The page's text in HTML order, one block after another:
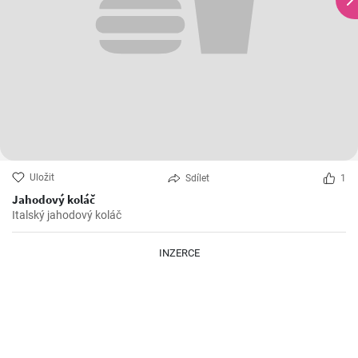
Uložit Sdílet 1
Jahodový koláč
Italský jahodový koláč
INZERCE